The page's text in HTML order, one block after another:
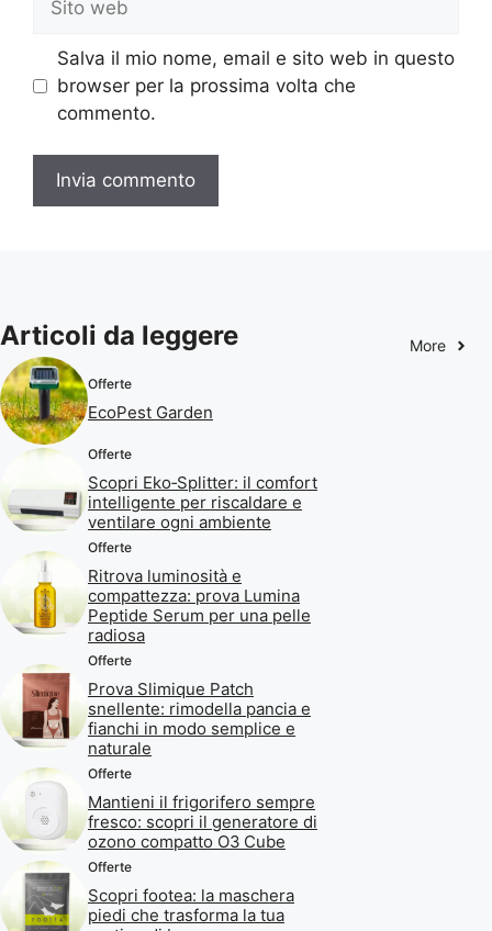
web
Salva il mio nome, email e sito web in questo
browser per la prossima volta che
commento.
Articoli da leggere More
Offerte
EcoPest Garden
Offerte
Scopri Eko‑Splitter: il comfort
intelligente per riscaldare e
ventilare ogni ambiente
Offerte
Ritrova luminosità e
compattezza: prova Lumina
Peptide Serum per una pelle
radiosa
Offerte
Prova Slimique Patch
snellente: rimodella pancia e
fianchi in modo semplice e
naturale
Offerte
Mantieni il frigorifero sempre
fresco: scopri il generatore di
ozono compatto O3 Cube
Offerte
Scopri footea: la maschera
piedi che trasforma la tua